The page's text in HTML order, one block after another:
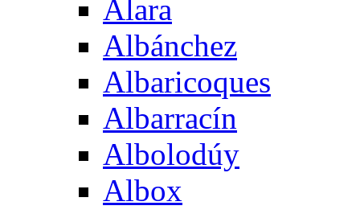
Alara
Albánchez
Albaricoques
Albarracín
Albolodúy
Albox